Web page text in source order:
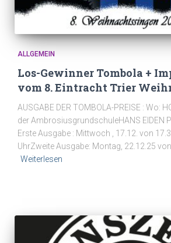
ALLGEMEIN
Los-Gewinner Tombola +
vom 8. Eintracht Trier
AUSGABE DER TOMBOLA-PREISE : Wo:
der AmbrosiusgrundschuleHANS EIDEN
Erste Ausgabe : Mittwoch , 17.12. von
UhrZweite Ausgabe: Montag, 22.12.25
Weiterlesen